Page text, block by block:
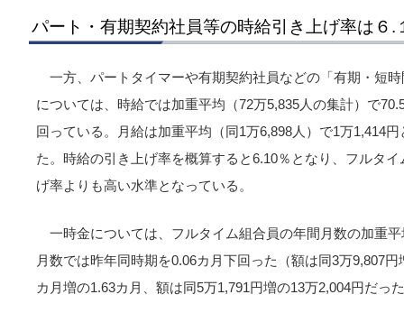
パート・有期契約社員等の時給引き上げ率は６.
一方、パートタイマーや有期契約社員などの「有期・短
については、時給では加重平均（72万5,835人の集計）で
回っている。月給は加重平均（同1万6,898人）で1万1,414
た。時給の引き上げ率を概算すると6.10％となり、フルタ
げ率よりも高い水準となっている。
一時金については、フルタイム組合員の年間月数の加重
月数では昨年同時期を0.06カ月下回った（額は同3万9,807
カ月増の1.63カ月、額は同5万1,791円増の13万2,004円だっ